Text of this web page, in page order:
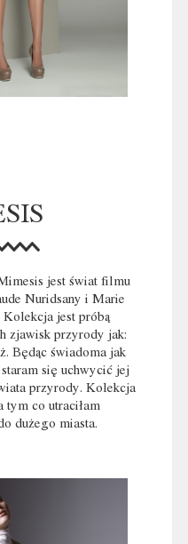
jest świat filmu
Nuridsany i Marie
Kolekcja jest próbą
zjawisk przyrody jak:
Będąc świadoma jak
się uchwycić jej
przyrody. Kolekcja
tym co utraciłam
dużego miasta.